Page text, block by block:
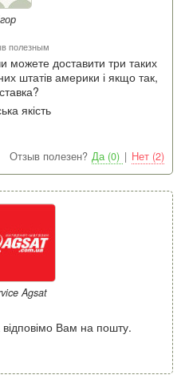
полезным
можете доставити три таких
штатів америки і якщо так,
якість
Отзыв полезен? Да (0) | Нет (2)
Agsat
Вам на пошту.